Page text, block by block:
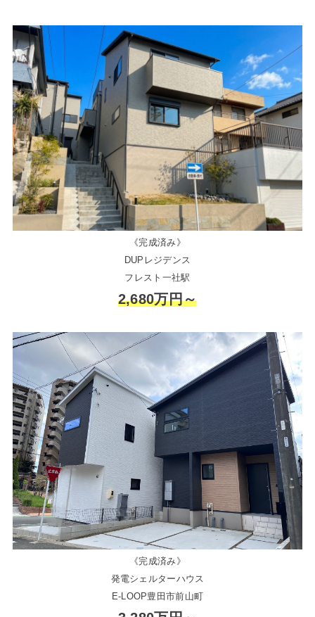
《完成済み》
DUPレジデンス
フレスト一社駅
2,680万円～
《完成済み》
発電シェルターハウス
E-LOOP豊田市前山町